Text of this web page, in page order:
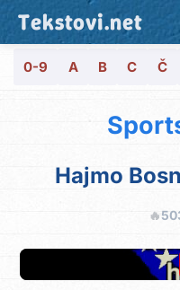
Tekstovi.net
0-9 A B C Č
Hajmo
🔥